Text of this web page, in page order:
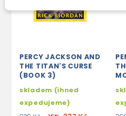
PERCY JACKSON AND
THE TITAN'S CURSE
(BOOK 3)
skladem (ihned
expedujeme)